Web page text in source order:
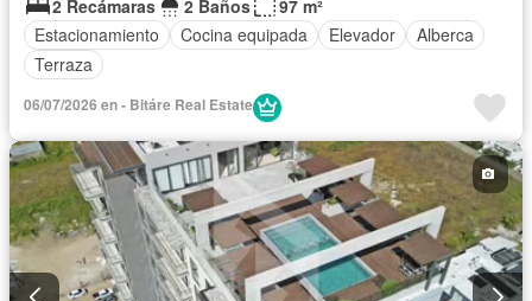
2 Recámaras
2 Baños
97 m²
Estacionamiento
Cocina equipada Elevador
Alberca
Terraza
06/07/2026 en - Bitáre Real Estate